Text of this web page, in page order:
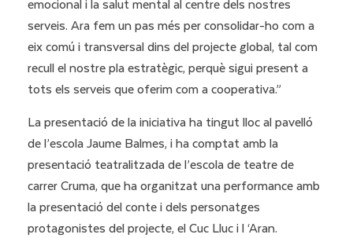
serveis. Ara fem un pas més per consolidar-ho com a
eix comú i transversal dins del projecte global, tal com
recull el nostre pla estratègic, perquè sigui present a
tots els serveis que oferim com a cooperativa.”
La presentació de la iniciativa ha tingut lloc al pavelló
de l’escola Jaume Balmes, i ha comptat amb la
presentació teatralitzada de l’escola de teatre de
carrer Cruma, que ha organitzat una performance amb
la presentació del conte i dels personatges
protagonistes del projecte, el Cuc Lluc i l ‘Aran.